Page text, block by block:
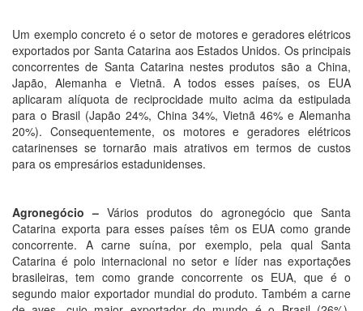
Um exemplo concreto é o setor de motores e geradores elétricos
exportados por Santa Catarina aos Estados Unidos. Os principais
concorrentes de Santa Catarina nestes produtos são a China,
Japão, Alemanha e Vietnã. A todos esses países, os EUA
aplicaram alíquota de reciprocidade muito acima da estipulada
para o Brasil (Japão 24%, China 34%, Vietnã 46% e Alemanha
20%). Consequentemente, os motores e geradores elétricos
catarinenses se tornarão mais atrativos em termos de custos
para os empresários estadunidenses.
Agronegócio – Vários produtos do agronegócio que Santa
Catarina exporta para esses países têm os EUA como grande
concorrente. A carne suína, por exemplo, pela qual Santa
Catarina é polo internacional no setor e líder nas exportações
brasileiras, tem como grande concorrente os EUA, que é o
segundo maior exportador mundial do produto. Também a carne